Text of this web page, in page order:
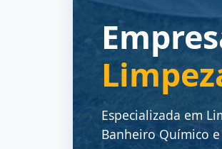
Especializada em
Banheiro Químico